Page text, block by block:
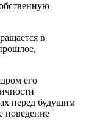
в
его
перед будущим
поведение